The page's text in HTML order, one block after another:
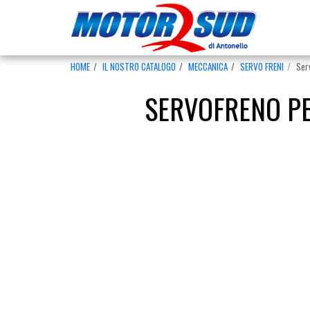
HOME IL NOSTRO CATALOGO MECCANICA SERVO FRENI
SERVOFRENO